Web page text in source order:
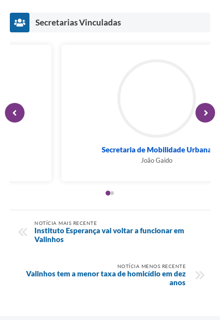
Secretarias Vinculadas
Secretaria de Serviços Públicos
NOTÍCIA MAIS RECENTE
Instituto Esperança vai voltar a funcionar em
Valinhos
NOTÍCIA MENOS RECENTE
Valinhos tem a menor taxa de homicídio em dez
anos